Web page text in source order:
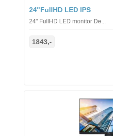
24"FullHD LED IPS
24" FullHD LED monitor De...
1843,-